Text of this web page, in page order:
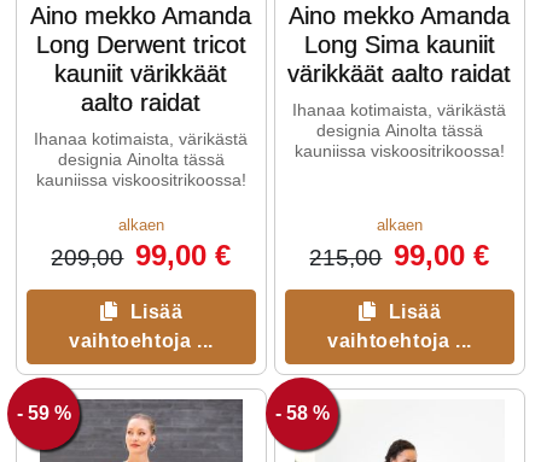
Aino mekko Amanda
Long Derwent tricot
kauniit värikkäät
aalto raidat
Ihanaa kotimaista, värikästä
designia Ainolta tässä
kauniissa viskoositrikoossa!
alkaen
209,00 99,00 €
Lisää
vaihtoehtoja ...
Aino mekko Amanda
Long Sima kauniit
värikkäät aalto raidat
Ihanaa kotimaista, värikästä
designia Ainolta tässä
kauniissa viskoositrikoossa!
alkaen
215,00 99,00 €
Lisää
vaihtoehtoja ...
- 59 % - 58 %